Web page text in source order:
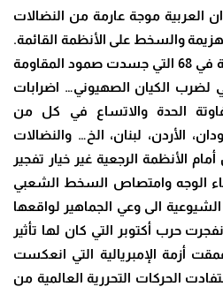
البلدان العربية موجة عارمة من النضالات
والسخط على الأنظمة القائمة.
وزاد من حدتها معركة الكرامة في 68 التي جسدت صمود المقاومة
لضرب الكيان الصهيوني… اضرابات
الحدة والاتساع في كل من
الأردن، لبنان، الخ… والنضالات
الأنظمة الرجعية غير خيار تفجير
الوجه وامتصاص السخط الشعبي
الى وعي الجماهير لواقعها
حرب أكتوبر التي كان لها تأثير
أزمة الإمبريالية التي انعكست
الحركات التحررية العالمية من